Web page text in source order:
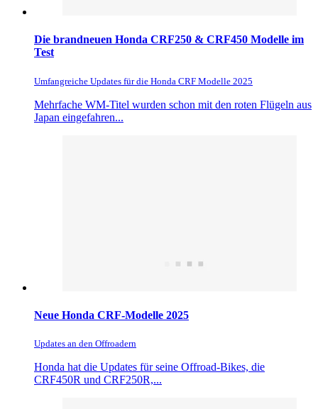
Die brandneuen Honda CRF250 & CRF450 Modelle im
Test
Umfangreiche Updates für die Honda CRF Modelle 2025
Mehrfache WM-Titel wurden schon mit den roten Flügeln aus
Japan eingefahren...
Neue Honda CRF-Modelle 2025
Updates an den Offroadern
Honda hat die Updates für seine Offroad-Bikes, die
CRF450R und CRF250R,...